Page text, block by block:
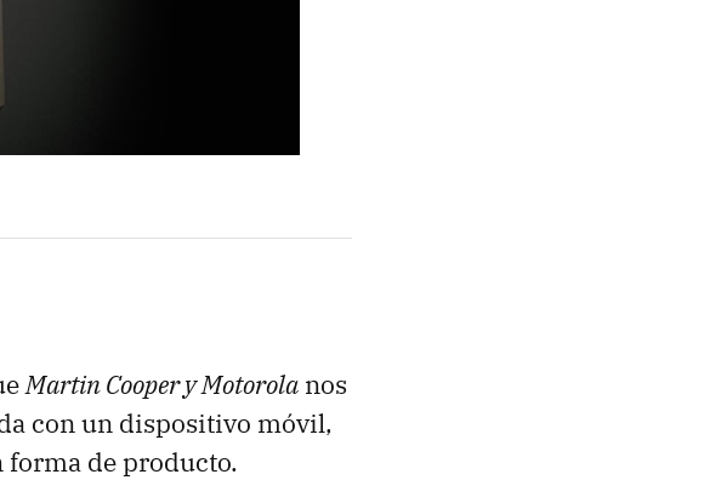
Martin Cooper y Motorola nos
con un dispositivo móvil,
forma de producto.